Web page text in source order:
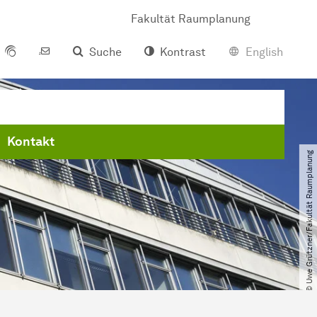
Fakultät Raumplanung
Suche Kontrast English
Kontakt
© Uwe Grützner​/​Fakultät Raumplanung